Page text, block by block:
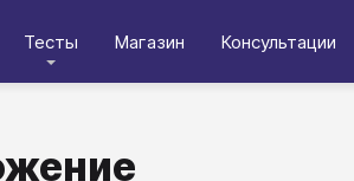
Тесты Магазин Консультации